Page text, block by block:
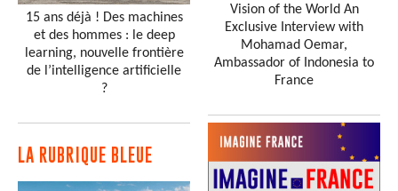
15 ans déjà ! Des machines
et des hommes : le deep
learning, nouvelle frontière
de l’intelligence artificielle
?
LA RUBRIQUE BLEUE
Vision of the World An
Exclusive Interview with
Mohamad Oemar,
Ambassador of Indonesia to
France